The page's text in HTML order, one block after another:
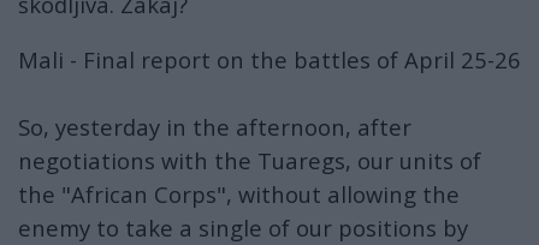
Mali - Final report on the battles of April 25-26
So, yesterday in the afternoon, after
negotiations with the Tuaregs, our units of
the "African Corps", without allowing the
enemy to take a single of our positions by